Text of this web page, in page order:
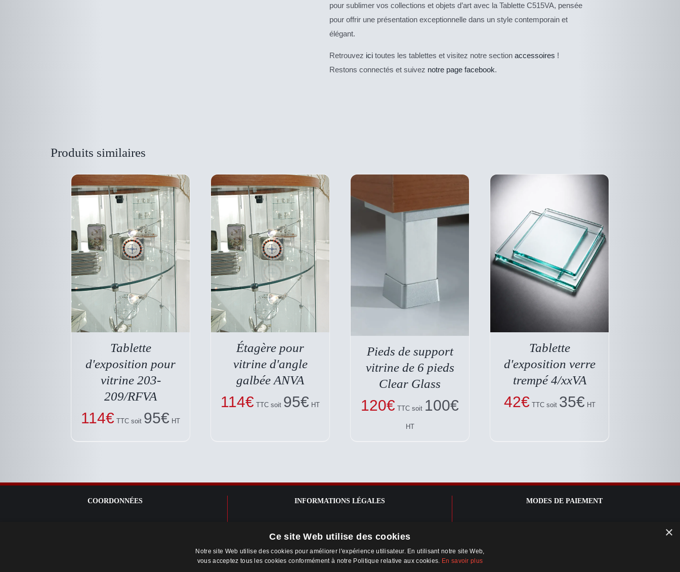
pour sublimer vos collections et objets d’art avec la Tablette C515VA, pensée
pour offrir une présentation exceptionnelle dans un style contemporain et
élégant.
Retrouvez ici toutes les tablettes et visitez notre sectionaccessoires !
Restons connectés et suivez notre page facebook.
Produits similaires
Tablette
d′exposition pour
vitrine 203-
209/RFVA
114€ TTC soit 95€ HT
Étagère pour
vitrine d′angle
galbée ANVA
114€ TTC soit 95€ HT
Pieds de support
vitrine de 6 pieds
Clear Glass
120€ TTC soit 100€
HT
Tablette
d′exposition verre
trempé 4/xxVA
42€ TTC soit 35€ HT
COORDONNÉES
Siège social : 31, rue Saunier 91520 EGLY, FRANCE
INFORMATIONS LÉGALES
Conditions Générales d’Utilisation du site
vitrineavenue.com
MODES DE PAIEMENT
×
Ce site Web utilise des cookies
Notre site Web utilise des cookies pour améliorer l'expérience utilisateur. En utilisant notre site Web,
vous acceptez tous les cookies conformément à notre Politique relative aux cookies. En savoir plus